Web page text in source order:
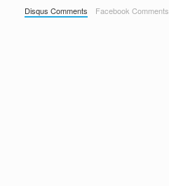
Disqus Comments Facebook Comments